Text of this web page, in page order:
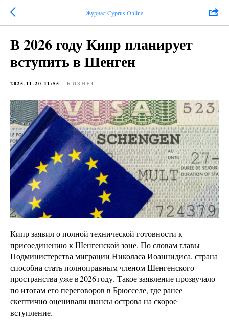
Журнал Cyprus Online
В 2026 году Кипр планирует
вступить в Шенген
2025-11-20 11:55 БИЗНЕС
Кипр заявил о полной технической готовности к
присоединению к Шенгенской зоне. По словам главы
Подминистерства миграции Николаса Иоаннидиса, страна
способна стать полноправным членом Шенгенского
пространства уже в 2026 году. Такое заявление прозвучало
по итогам его переговоров в Брюсселе, где ранее
скептично оценивали шансы острова на скорое
вступление.